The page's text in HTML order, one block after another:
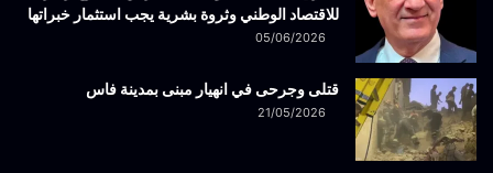
للاقتصاد الوطني وثروة بشرية يجب استثمار خبراتها
05/06/2026
قتلى وجرحى في انهيار مبنى بمدينة فاس
21/05/2026